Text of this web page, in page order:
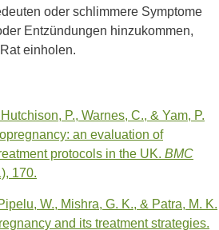
oder schlimmere Symptome
Entzündungen hinzukommen,
einholen.
P., Warnes, C., & Yam, P.
an evaluation of
protocols in the UK. BMC
170.
W., Mishra, G. K., & Patra, M. K.
and its treatment strategies.